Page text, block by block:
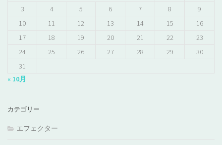
3
4 5 6 7 8
9
10
11 12 13 14 15
16
17
18 19 20 21 22
23
24
25 26 27 28 29
30
31
« 10月
カテゴリー
エフェクター